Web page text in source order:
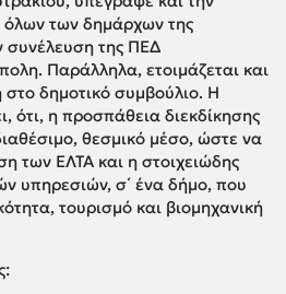
των δημάρχων της
συνέλευση της ΠΕΔ
Παράλληλα, ετοιμάζεται και
δημοτικό συμβούλιο. Η
ότι, η προσπάθεια διεκδίκησης
θεσμικό μέσο, ώστε να
των ΕΛΤΑ και η στοιχειώδης
υπηρεσιών, σ΄ ένα δήμο, που
τουρισμό και βιομηχανική